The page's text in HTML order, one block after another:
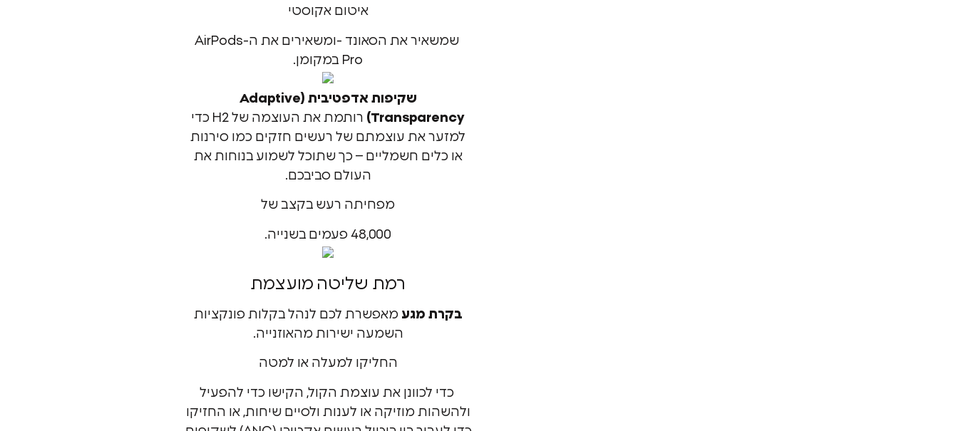
איטום אקוסטי
שמשאיר את הסאונד -ומשאירים את ה-AirPods
Pro במקומן.
שקיפות אדפטיבית (Adaptive
Transparency)
רותמת את העוצמה של H2 כדי
למזער את עוצמתם של רעשים חזקים כמו סירנות
או כלים חשמליים – כך שתוכל לשמוע בנוחות את
העולם סביבכם.
מפחיתה רעש בקצב של
48,000 פעמים בשנייה.
רמת שליטה מועצמת
בקרת מגע מאפשרת לכם לנהל בקלות פונקציות
השמעה ישירות מהאוזנייה.
החליקו למעלה או למטה
כדי לכוונן את עוצמת הקול, הקישו כדי להפעיל
ולהשהות מוזיקה או לענות ולסיים שיחות, או החזיקו